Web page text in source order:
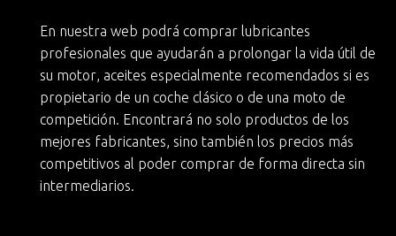
En nuestra web podrá comprar lubricantes
profesionales que ayudarán a prolongar la vida útil de
su motor, aceites especialmente recomendados si es
propietario de un coche clásico o de una moto de
competición. Encontrará no solo productos de los
mejores fabricantes, sino también los precios más
competitivos al poder comprar de forma directa sin
intermediarios.